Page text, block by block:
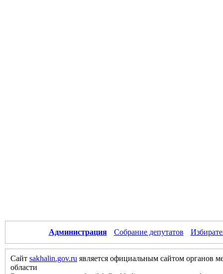
Администрация Собрание депутатов
Сайт sakhalin.gov.ru является официальным сайтом органов
области